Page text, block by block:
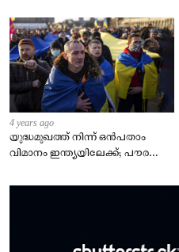
4 years ago
യുദ്ധമുഖത്ത് നിന്ന് ഒൻപതാം
വിമാനം ഇന്ത്യയിലേക്ക്; പൗരന്മാർ
– കേന്ദ്രം